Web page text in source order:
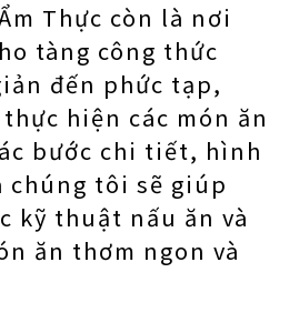
Thực còn là nơi
tàng công thức
đến phức tạp,
hiện các món ăn
bước chi tiết, hình
chúng tôi sẽ giúp
kỹ thuật nấu ăn và
ăn thơm ngon và